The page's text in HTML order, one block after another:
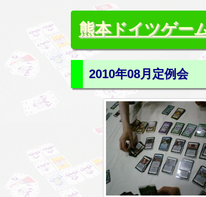
熊本ドイツゲー
2010年08月定例会